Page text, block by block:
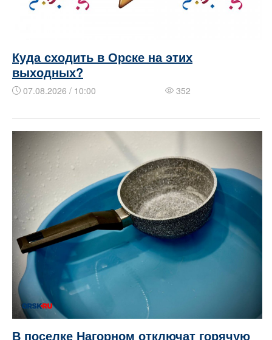
Куда сходить в Орске на этих
выходных?
07.08.2026 / 10:00 352
В поселке Нагорном отключат горячую